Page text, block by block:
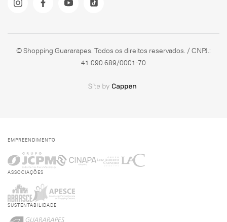
© Shopping Guararapes. Todos os direitos reservados. / CNPJ.:
41.090.689/0001-70
EMPREENDIMENTO
ASSOCIAÇÕES
SUSTENTABILIDADE